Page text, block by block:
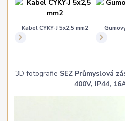
Kabel CYKY-J 5x2,5 mm2
3D fotografie SEZ Průmyslová
400V, IP44,